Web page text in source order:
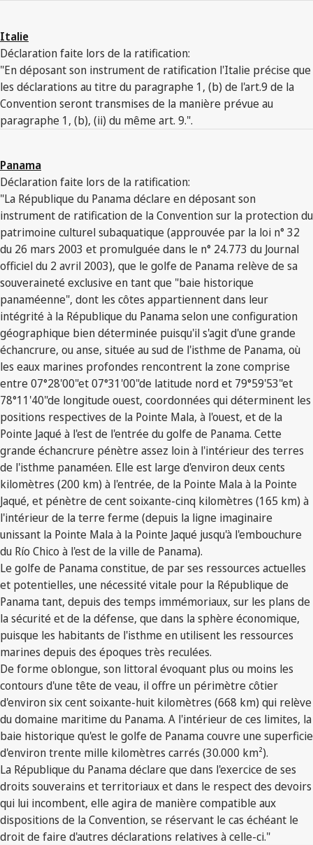
Italie
Déclaration faite lors de la ratification:
"En déposant son instrument de ratification l'Italie précise que
les déclarations au titre du paragraphe 1, (b) de l'art.9 de la
Convention seront transmises de la manière prévue au
paragraphe 1, (b), (ii) du même art. 9.".
Panama
Déclaration faite lors de la ratification:
"La République du Panama déclare en déposant son
instrument de ratification de la Convention sur la protection du
patrimoine culturel subaquatique (approuvée par la loi n° 32
du 26 mars 2003 et promulguée dans le n° 24.773 du Journal
officiel du 2 avril 2003), que le golfe de Panama relève de sa
souveraineté exclusive en tant que "baie historique
panaméenne", dont les côtes appartiennent dans leur
intégrité à la République du Panama selon une configuration
géographique bien déterminée puisqu'il s'agit d'une grande
échancrure, ou anse, située au sud de l'isthme de Panama, où
les eaux marines profondes rencontrent la zone comprise
entre 07°28'00"et 07°31'00"de latitude nord et 79°59'53"et
78°11'40"de longitude ouest, coordonnées qui déterminent les
positions respectives de la Pointe Mala, à l'ouest, et de la
Pointe Jaqué à l'est de l'entrée du golfe de Panama. Cette
grande échancrure pénètre assez loin à l'intérieur des terres
de l'isthme panaméen. Elle est large d'environ deux cents
kilomètres (200 km) à l'entrée, de la Pointe Mala à la Pointe
Jaqué, et pénètre de cent soixante-cinq kilomètres (165 km) à
l'intérieur de la terre ferme (depuis la ligne imaginaire
unissant la Pointe Mala à la Pointe Jaqué jusqu'à l'embouchure
du Río Chico à l'est de la ville de Panama).
Le golfe de Panama constitue, de par ses ressources actuelles
et potentielles, une nécessité vitale pour la République de
Panama tant, depuis des temps immémoriaux, sur les plans de
la sécurité et de la défense, que dans la sphère économique,
puisque les habitants de l'isthme en utilisent les ressources
marines depuis des époques très reculées.
De forme oblongue, son littoral évoquant plus ou moins les
contours d'une tête de veau, il offre un périmètre côtier
d'environ six cent soixante-huit kilomètres (668 km) qui relève
du domaine maritime du Panama. A l'intérieur de ces limites, la
baie historique qu'est le golfe de Panama couvre une superficie
d'environ trente mille kilomètres carrés (30.000 km²).
La République du Panama déclare que dans l'exercice de ses
droits souverains et territoriaux et dans le respect des devoirs
qui lui incombent, elle agira de manière compatible aux
dispositions de la Convention, se réservant le cas échéant le
droit de faire d'autres déclarations relatives à celle-ci."